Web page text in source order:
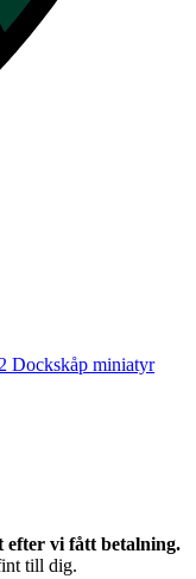
efter vi fått betalning.
till dig.
Dockskåp miniatyr